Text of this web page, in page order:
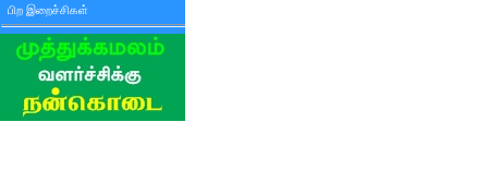
பிற இறைச்சிகள்